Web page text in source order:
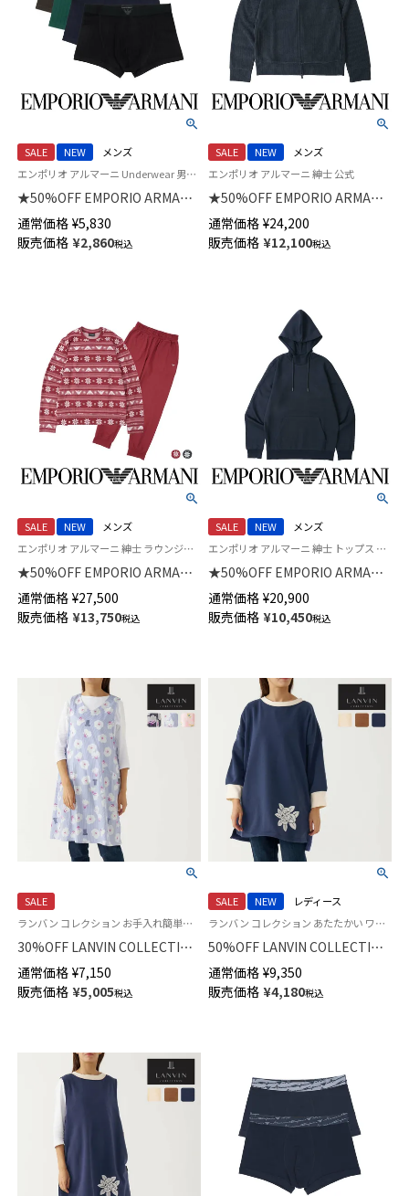
SALE NEW
メンズ
エンポリオ アルマーニ Underwear 男性 アンダーウェア 紳士 下着
★50%OFF EMPORIO ARMANI
WINTER STRIPE ウィンター ス
トライプ ボクサーパンツ
【S/M/L】 前閉じ EUサイズ メン
通常価格 ¥5,830
販売価格 ¥2,860税込
SALE NEW
メンズ
エンポリオ アルマーニ 紳士 公式
★50%OFF EMPORIO ARMANI
CHENILLE FULL ZIP シェニー
ル 長袖 フルジップ ジャケット
トップス ラウンジウェア EUサ
通常価格 ¥24,200
販売価格 ¥12,100税込
SALE NEW
メンズ
エンポリオ アルマーニ 紳士 ラウンジウェア 公式オンラインショップ
★50%OFF EMPORIO ARMANI
HOLIDAYS JACQUARD ホリデ
イズ ジャカード 上下セット ク
ルーネック 長袖 スウェット パ
通常価格 ¥27,500
販売価格 ¥13,750税込
SALE NEW
メンズ
エンポリオ アルマーニ 紳士 トップス 公式
★50%OFF EMPORIO ARMANI
BASIC TERRY HOODED ベーシ
ック テリー フーディー パーカ
ー 長袖 スウェット ラウンジウ
通常価格 ¥20,900
販売価格 ¥10,450税込
SALE
ランバン コレクション お手入れ簡単！らくらくアイロン 花柄 セツキ 袖なし
30%OFF LANVIN COLLECTION
形態安定加工 綿100％ 横ボタン
サイドボタン サテンストライプ
グワッシュローズ柄 背付き エ
通常価格 ¥7,150
販売価格 ¥5,005税込
SALE NEW
レディース
ランバン コレクション あたたかい ワンマイルウェア 花柄 袖付き 長袖 エプロン
50%OFF LANVIN COLLECTION
裏起毛 ポリエステル100％ 後ボ
タン 割烹着 フェリシテローズ
柄 かっぽう着 カッポー スモッ
通常価格 ¥9,350
販売価格 ¥4,180税込